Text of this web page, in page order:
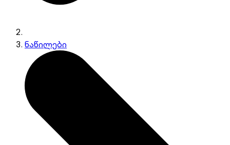
ნაწილები